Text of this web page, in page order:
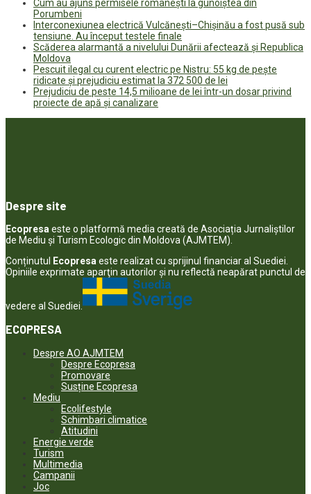
Cum au ajuns permisele românești la gunoiștea din
Porumbeni
Interconexiunea electrică Vulcănești–Chișinău a fost pusă sub
tensiune. Au început testele finale
Scăderea alarmantă a nivelului Dunării afectează și Republica
Moldova
Pescuit ilegal cu curent electric pe Nistru: 55 kg de pește
ridicate și prejudiciu estimat la 372 500 de lei
Prejudiciu de peste 14,5 milioane de lei într-un dosar privind
proiecte de apă și canalizare
Despre site
Ecopresa este o platformă media creată de Asociația Jurnaliștilor
de Mediu și Turism Ecologic din Moldova (AJMTEM).
Conținutul
Ecopresa este realizat cu sprijinul financiar al Suediei.
Opiniile exprimate aparţin autorilor şi nu reflectă neapărat punctul de
vedere al Suediei.
ECOPRESA
Despre AO AJMTEM
Despre Ecopresa
Promovare
Susține Ecopresa
Mediu
Ecolifestyle
Schimbari climatice
Atitudini
Energie verde
Turism
Multimedia
Campanii
Joc